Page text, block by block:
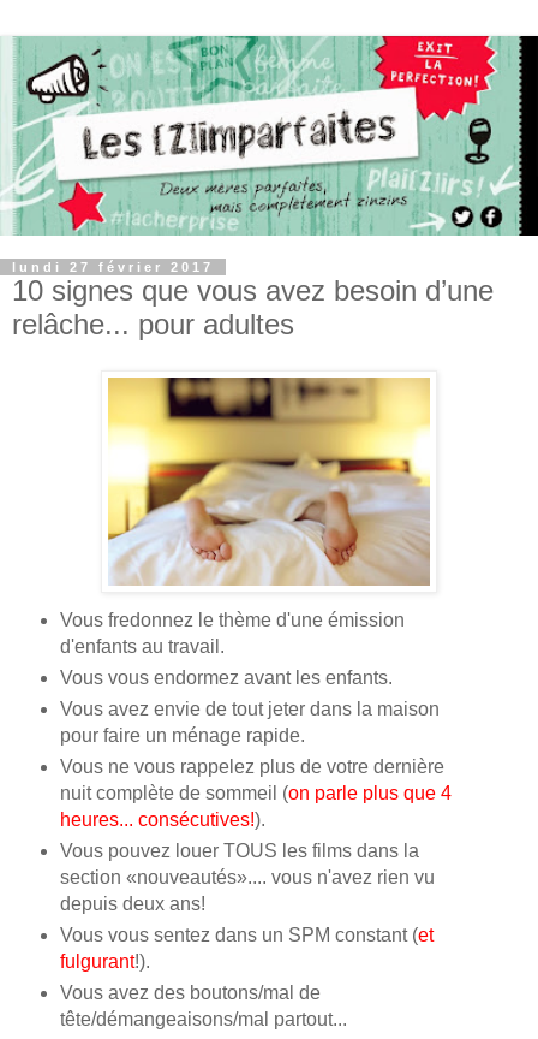
lundi 27 février 2017
10 signes que vous avez besoin d’une
relâche... pour adultes
Vous fredonnez le thème d'une émission
d'enfants au travail.
Vous vous endormez avant les enfants.
Vous avez envie de tout jeter dans la maison
pour faire un ménage rapide.
Vous ne vous rappelez plus de votre dernière
nuit complète de sommeil (on parle plus que 4
heures... consécutives!).
Vous pouvez louer TOUS les films dans la
section «nouveautés».... vous n'avez rien vu
depuis deux ans!
Vous vous sentez dans un SPM constant (et
fulgurant!).
Vous avez des boutons/mal de
tête/démangeaisons/mal partout...